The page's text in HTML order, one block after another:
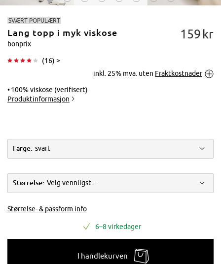
Trykk for å
SVÆRT POPULÆRT
Lang topp i myk viskose
bonprix
(16) >
159 kr
inkl. 25% mva. uten Fraktkostnader
100% viskose (verifisert)
Produktinformasjon
Farge: svart
Størrelse: Velg vennligst...
Størrelse- & passform info
6–8 virkedager
I handlekurven